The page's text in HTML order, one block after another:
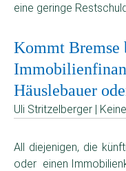
eine geringe
Kommt Bremse
Häuslebauer
Uli Stritzelberger |
All diejenigen, die
oder einen